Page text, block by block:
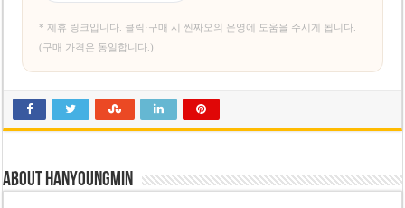
* 제휴 링크입니다. 클릭·구매 시 씬짜오의 운영에 도움을 주시게 됩니다.
(구매 가격은 동일합니다.)
About hanyoungmin